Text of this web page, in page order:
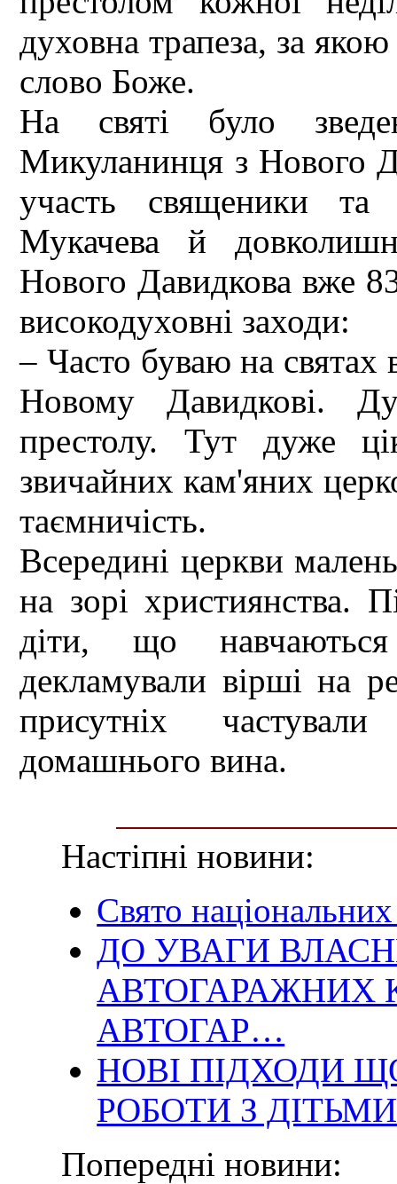
духовна трапеза, за
слово Боже.
На святі було
Микуланинця з Нового
участь священики та
Мукачева й
Нового Давидкова вже
високодуховні заходи:
– Часто буваю на
Новому Давидкові.
престолу. Тут дуже
звичайних кам'яних
таємничість.
Всередині церкви
на зорі християнства.
діти, що
декламували вірші на
присутніх
домашнього вина.
Настіпні новини:
Свято
ДО УВАГИ
АВТОГАРАЖНИХ
АВТОГАР…
НОВІ ПІДХОДИ
РОБОТИ З
Попередні новини: